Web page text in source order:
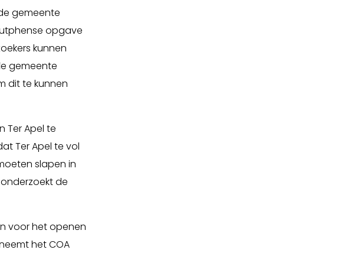
gemeente
opgave
kunnen
gemeente
dit te kunnen
Ter Apel te
Ter Apel te vol
slapen in
de
voor het openen
het COA